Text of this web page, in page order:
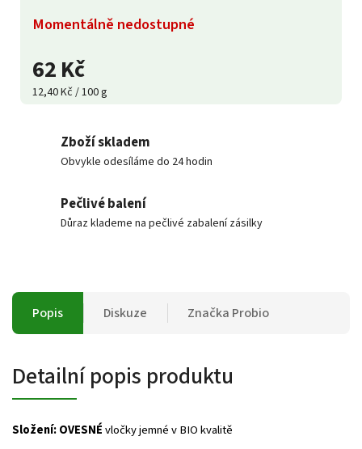
62 Kč
12,40 Kč / 100 g
Momentálně nedostupné
Zboží skladem
Obvykle odesíláme do 24 hodin
Pečlivé balení
Důraz klademe na pečlivé zabalení zásilky
Popis Diskuze Značka Probio
Detailní popis produktu
Složení:OVESNÉvločky jemné v BIO kvalitě